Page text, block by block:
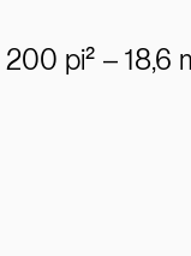
200 pi² – 18,6